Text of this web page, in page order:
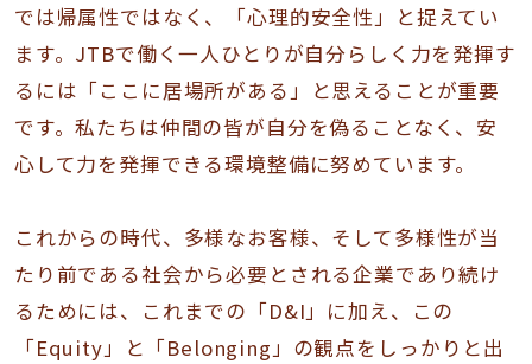
では帰属性ではなく、「心理的安全性」と捉えてい
ます。JTBで働く一人ひとりが自分らしく力を発揮す
るには「ここに居場所がある」と思えることが重要
です。私たちは仲間の皆が自分を偽ることなく、安
心して力を発揮できる環境整備に努めています。
これからの時代、多様なお客様、そして多様性が当
たり前である社会から必要とされる企業であり続け
るためには、これまでの「D&I」に加え、この
「Equity」と「Belonging」の観点をしっかりと出